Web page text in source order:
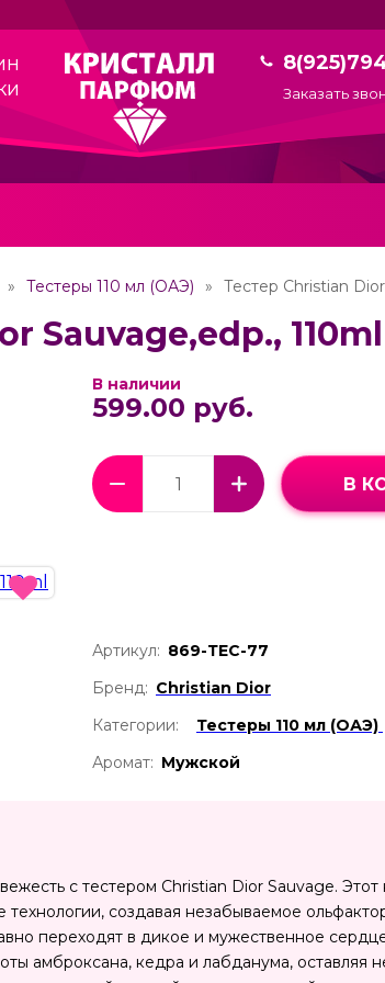
Заказать
Тестеры 110 мл (ОАЭ) Тестер Christian
Sauvage,edp., 110ml
В наличии
599.00 руб.
В
Артикул: 869-ТЕС-77
Бренд: Christian Dior
Категории:
Тестеры 110 мл (ОАЭ)
Аромат: Мужской
с тестером Christian Dior Sauvage.
создавая незабываемое
переходят в дикое и мужественное
амброксана, кедра и лабданума,